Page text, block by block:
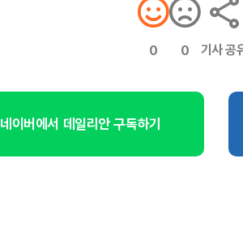
0 0 기사 공
네이버에서 데일리안 구독하기